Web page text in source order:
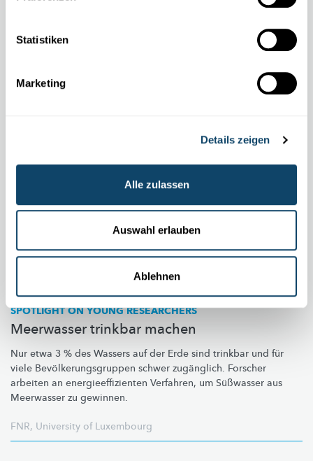
Statistiken
Marketing
Details zeigen
Alle zulassen
Auswahl erlauben
Ablehnen
Klimawandels vorhersagen
Stan Schymanski und sein Team untersuchen die Auswirkungen
des Klimawandels auf unsere
Hier spielt die
LIST
SPOTLIGHT ON YOUNG RESEARCHERS
Meerwasser trinkbar machen
Nur etwa 3 % des Wassers auf der Erde sind trinkbar und für
viele Bevölkerungsgruppen schwer zugänglich. Forscher
arbeiten an energieeffizienten Verfahren, um Süßwasser aus
Meerwasser zu gewinnen.
FNR, University of Luxembourg